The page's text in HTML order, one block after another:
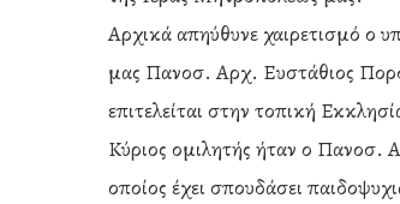
Αρχικά απηύθυνε χαιρετισμό ο
μας Πανοσ. Αρχ. Ευστάθιος
επιτελείται στην τοπική
Κύριος ομιλητής ήταν ο Πανοσ.
οποίος έχει σπουδάσει